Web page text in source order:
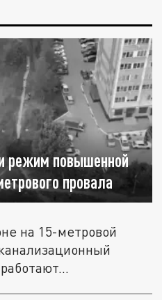
режим повышенной
провала
на 15-метровой